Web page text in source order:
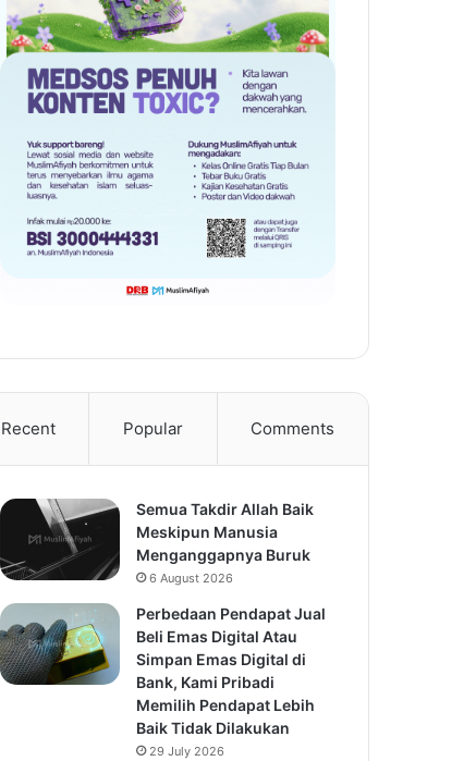
Recent Popular Comments
Semua Takdir Allah Baik
Meskipun Manusia
Menganggapnya Buruk
6 August 2026
Perbedaan Pendapat Jual
Beli Emas Digital Atau
Simpan Emas Digital di
Bank, Kami Pribadi
Memilih Pendapat Lebih
Baik Tidak Dilakukan
29 July 2026